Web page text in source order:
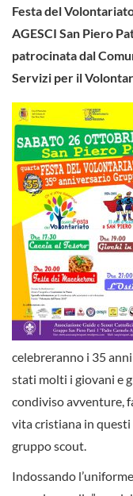
Festa del
AGESCI San Piero
patrocinata dal
Servizi per il
celebreranno i 35
stati molti i giovani e
condiviso avventure,
vita cristiana in
gruppo scout.
Indossando